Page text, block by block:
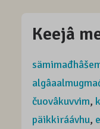
Keejâ
čuovâkuvvim,
päikkiráávhu,